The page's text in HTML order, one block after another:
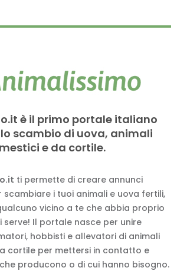
è il primo portale italiano
scambio di uova, animali
e da cortile.
ti permette di creare annunci
scambiare i tuoi animali e uova fertili,
vicino a te che abbia proprio
serve! Il portale nasce per unire
hobbisti e allevatori di animali
cortile per mettersi in contatto e
producono o di cui hanno bisogno.